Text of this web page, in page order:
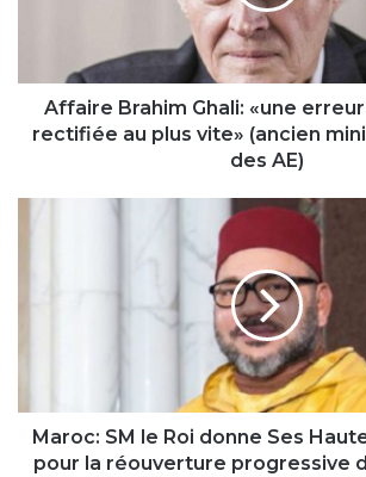
rectifiée
plus
Affaire Brahim Ghali: «une
rectifiée au plus vite» (ancien
des AE)
pour
réouverture
Maroc: SM le Roi donne Ses
pour la réouverture progressive